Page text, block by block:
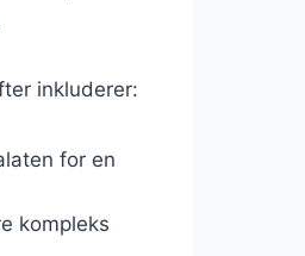
inkluderer:
for en
kompleks